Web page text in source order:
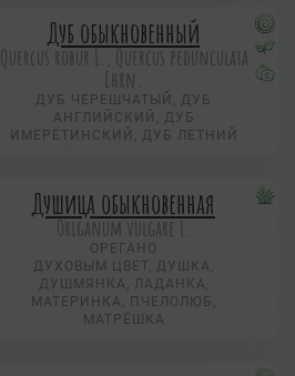
Дуб обыкновенный
Quercus robur L., Quercus pedunculata
Ehrn.
ДУБ ЧЕРЕШЧАТЫЙ, ДУБ
АНГЛИЙСКИЙ, ДУБ
ИМЕРЕТИНСКИЙ, ДУБ ЛЕТНИЙ
Душица обыкновенная
Origanum vulgare L.
ОРЕГАНО
ДУХОВЫМ ЦВЕТ, ДУШКА,
ДУШМЯНКА, ЛАДАНКА,
МАТЕРИНКА, ПЧЕЛОЛЮБ,
МАТРЁШКА